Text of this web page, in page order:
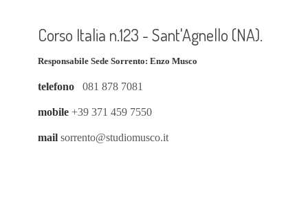
Corso Italia n.123 - Sant'Agnello (NA).
Responsabile Sede Sorrento: Enzo Musco
telefono 081 878 7081
mobile +39 371 459 7550
mail sorrento@studiomusco.it